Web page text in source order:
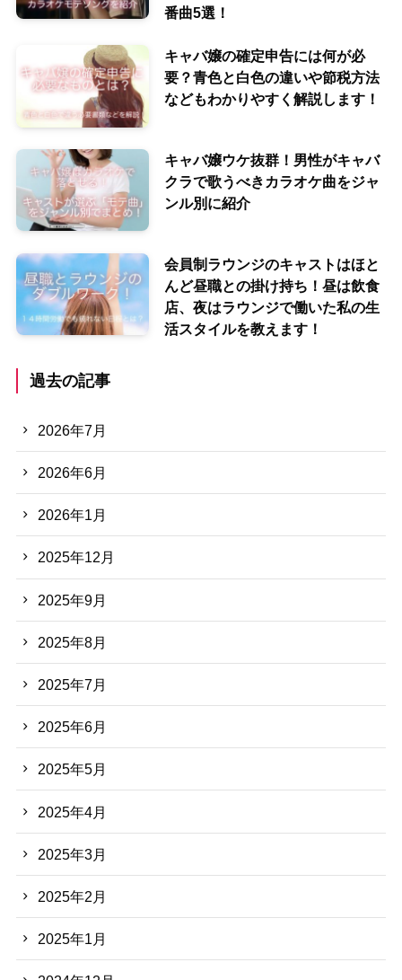
番曲5選！
キャバ嬢の確定申告には何が必
要？青色と白色の違いや節税方法
などもわかりやすく解説します！
キャバ嬢ウケ抜群！男性がキャバ
クラで歌うべきカラオケ曲をジャ
ンル別に紹介
会員制ラウンジのキャストはほと
んど昼職との掛け持ち！昼は飲食
店、夜はラウンジで働いた私の生
活スタイルを教えます！
過去の記事
2026年7月
2026年6月
2026年1月
2025年12月
2025年9月
2025年8月
2025年7月
2025年6月
2025年5月
2025年4月
2025年3月
2025年2月
2025年1月